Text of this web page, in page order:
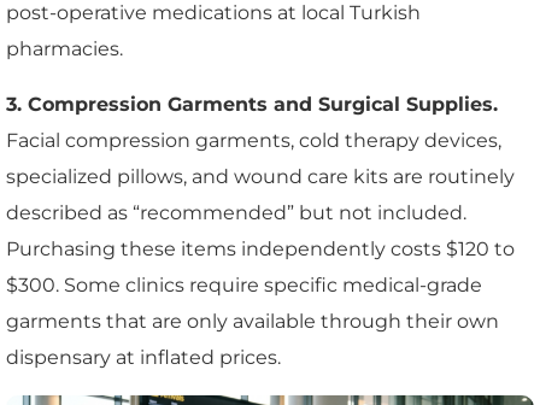
post-operative medications at local Turkish
pharmacies.
3. Compression Garments and Surgical Supplies.
Facial compression garments, cold therapy devices,
specialized pillows, and wound care kits are routinely
described as “recommended” but not included.
Purchasing these items independently costs $120 to
$300. Some clinics require specific medical-grade
garments that are only available through their own
dispensary at inflated prices.